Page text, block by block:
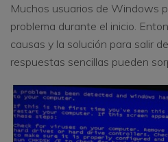
Muchos usuarios de Windows
problema durante el inicio.
causas y la solución para salir
respuestas sencillas pueden